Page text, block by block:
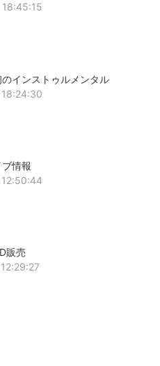
インストゥルメンタル
情報
販売